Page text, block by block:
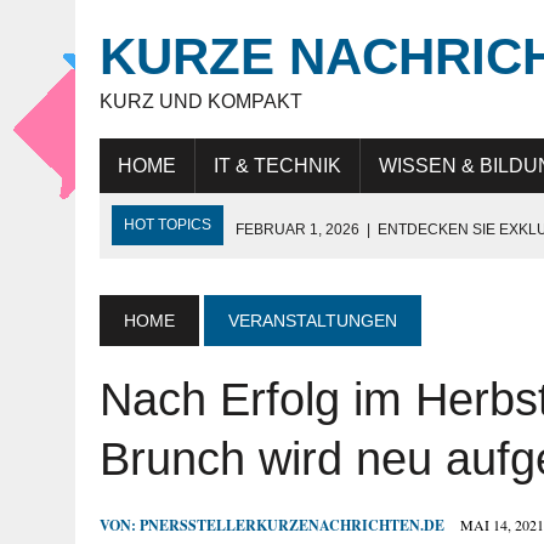
KURZE
KURZ UND KOMPAKT
HOME IT & TECHNIK WISSEN &
HOT TOPICS FEBRUAR 1, 2026 | ENTDECKEN SIE
JULI 9, 2025 | WARUM DAS LEBEN IN DUBAI FÜR EXPATS
MAI 18, 2026 KUNDENBINDUNG IM HANDEL: WIE
HOME VERANSTALTUNGEN
Nach Erfolg im
Brunch wird neu
VON: PNERSSTELLERKURZENACHRICHTEN.DE MAI 14, 2021